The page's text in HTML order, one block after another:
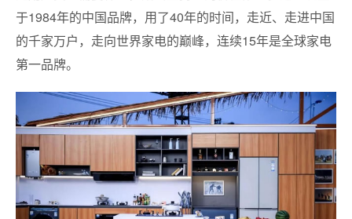
于1984年的中国品牌，用了40年的时间，走近、走进中国
的千家万户，走向世界家电的巅峰，连续15年是全球家电
第一品牌。